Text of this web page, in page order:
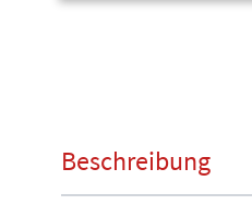
Beschreibung